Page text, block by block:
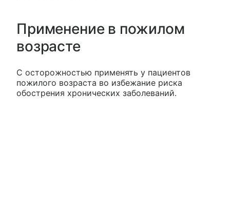
Применение в пожилом
возрасте
С осторожностью применять у пациентов
пожилого возраста во избежание риска
обострения хронических заболеваний.